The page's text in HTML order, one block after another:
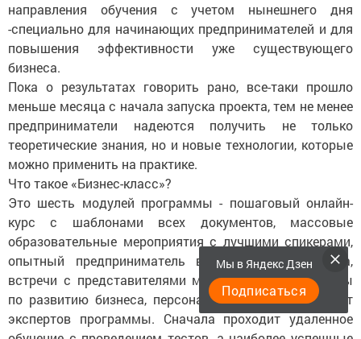
направления обучения с учетом нынешнего дня
-специально для начинающих предпринимателей и для
повышения эффективности уже существующего
бизнеса.
Пока о результатах говорить рано, все-таки прошло
меньше месяца с начала запуска проекта, тем не менее
предприниматели надеются получить не только
теоретические знания, но и новые технологии, которые
можно применить на практике.
Что такое «Бизнес-класс»?
Это шесть модулей программы - пошаговый онлайн-
курс с шаблонами всех документов, массовые
образовательные мероприятия с лучшими спикерами,
опытный предприниматель в качестве наставника,
встречи с представителями местной инфраструктуры
по развитию бизнеса, персональные консультации от
экспертов программы. Сначала проходит удаленное
Мы в Яндекс Дзен
Подписаться